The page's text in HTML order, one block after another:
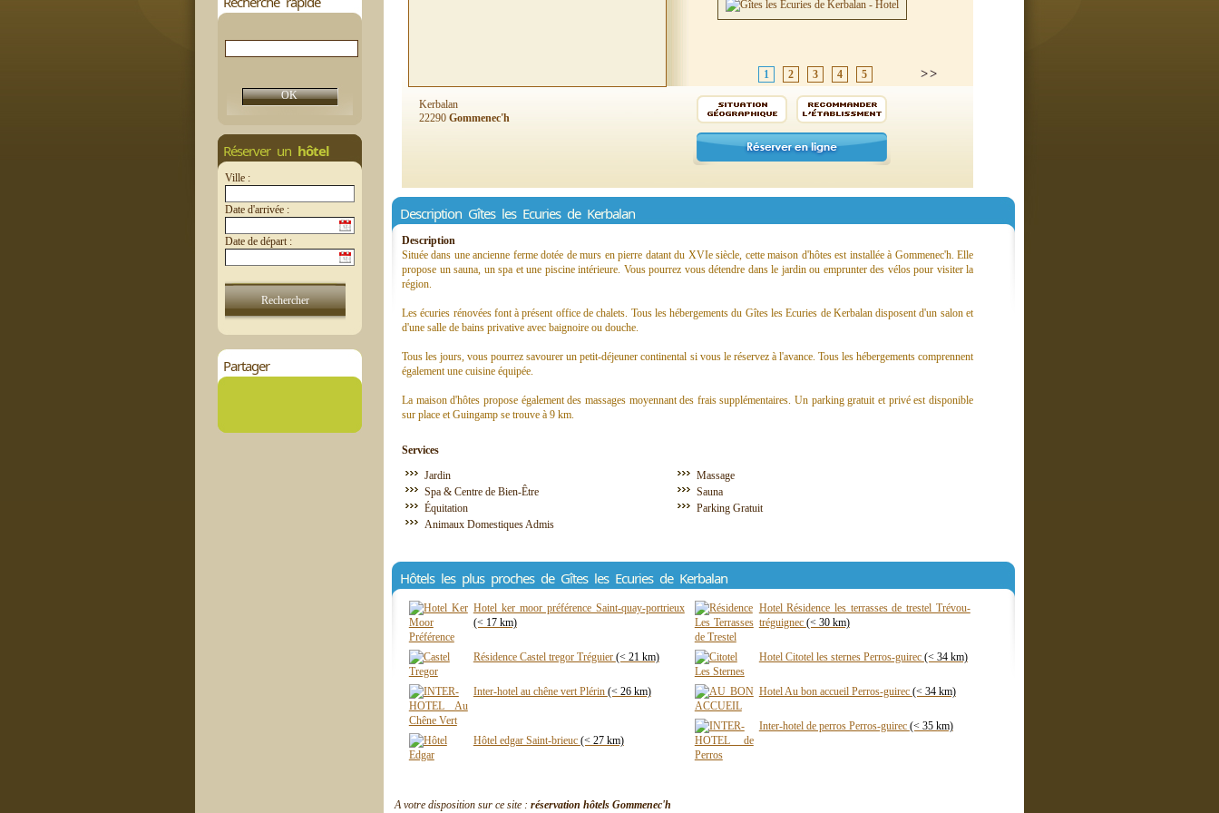
Réserver un hôtel
Ville :
Date d'arrivée :
Date de départ :
Partager
1 2 3 4 5
Kerbalan
22290 Gommenec'h
Description Gîtes les Ecuries de Kerbalan
Description
Située dans une ancienne ferme dotée de murs en pierre datant du XVIe siècle, cette maison d'hôtes est installée à Gommenec'h. Elle
propose un sauna, un spa et une piscine intérieure. Vous pourrez vous détendre dans le jardin ou emprunter des vélos pour visiter la
région.
Les écuries rénovées font à présent office de chalets. Tous les hébergements du Gîtes les Ecuries de Kerbalan disposent d'un salon et
d'une salle de bains privative avec baignoire ou douche.
Tous les jours, vous pourrez savourer un petit-déjeuner continental si vous le réservez à l'avance. Tous les hébergements comprennent
également une cuisine équipée.
La maison d'hôtes propose également des massages moyennant des frais supplémentaires. Un parking gratuit et privé est disponible
sur place et Guingamp se trouve à 9 km.
Services
Jardin
Massage
Spa & Centre de Bien-Être
Sauna
Équitation
Parking Gratuit
Animaux Domestiques Admis
Hôtels les plus proches de Gîtes les Ecuries de Kerbalan
Hotel ker moor préférence Saint-quay-portrieux
(< 17 km)
Résidence Castel tregor Tréguier (< 21 km)
Inter-hotel au chêne vert Plérin (< 26 km)
Hôtel edgar Saint-brieuc (< 27 km)
Hotel Résidence les terrasses de trestel Trévou-
tréguignec (< 30 km)
Hotel Citotel les sternes Perros-guirec (< 34 km)
Hotel Au bon accueil Perros-guirec (< 34 km)
Inter-hotel de perros Perros-guirec (< 35 km)
A votre disposition sur ce site : réservation hôtels Gommenec'h